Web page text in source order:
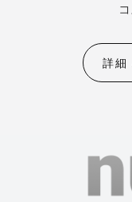
詳細